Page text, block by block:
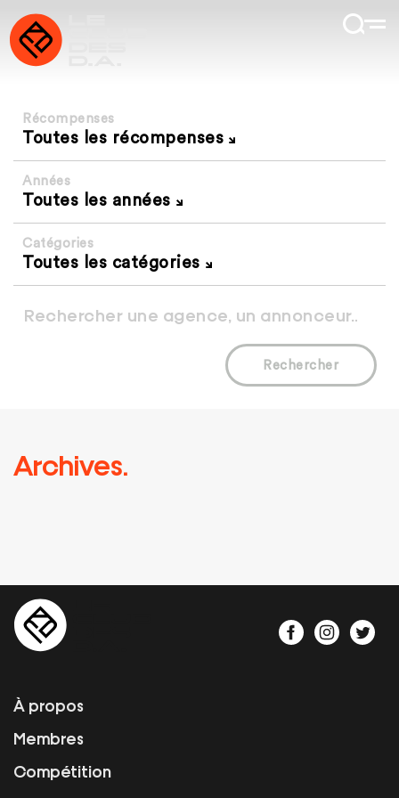
Récompenses
Toutes les récompenses
Années
Toutes les années
Catégories
Toutes les catégories
Rechercher
Archives.
À propos
Membres
Compétition